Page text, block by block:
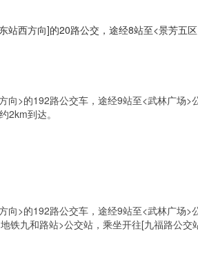
西方向]的20路公交，途经8站至<景芳五
>的192路公交车，途经9站至<武林广场
2km到达。
>的192路公交车，途经9站至<武林广场
铁九和路站>公交站，乘坐开往[九福路公